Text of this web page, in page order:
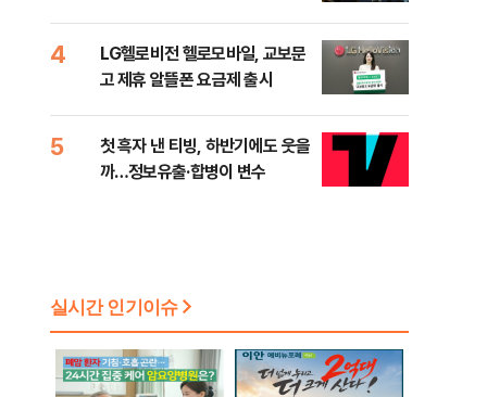
4
LG헬로비전 헬로모바일, 교보문
고 제휴 알뜰폰 요금제 출시
5
첫 흑자 낸 티빙, 하반기에도 웃을
까…정보유출·합병이 변수